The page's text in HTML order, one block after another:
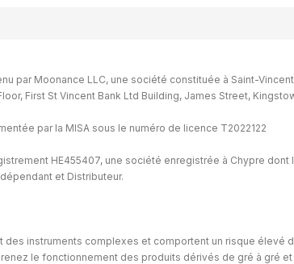
par Moonance LLC, une société constituée à Saint-
First St Vincent Bank Ltd Building, James Street,
par la MISA sous le numéro de licence T2022122
HE455407, une société enregistrée à Chypre
et Distributeur.
des instruments complexes et comportent un risque élevé
le fonctionnement des produits dérivés de gré à gré